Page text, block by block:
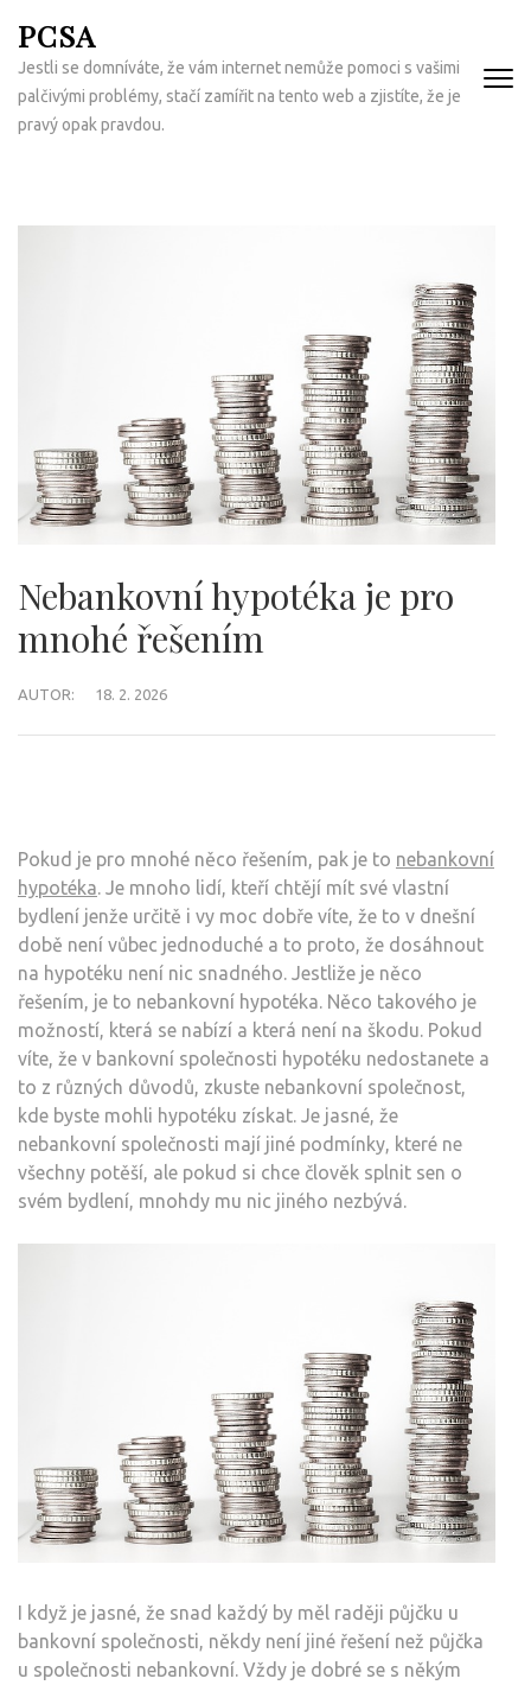
na
obsah
(Enter)
PCSA
Jestli se domníváte, že vám internet nemůže pomoci s vašimi
palčivými problémy, stačí zamířit na tento web a zjistíte, že je
pravý opak pravdou.
Nebankovní hypotéka je pro
mnohé řešením
AUTOR: 18. 2. 2026
Pokud je pro mnohé něco řešením, pak je to nebankovní
hypotéka. Je mnoho lidí, kteří chtějí mít své vlastní
bydlení jenže určitě i vy moc dobře víte, že to v dnešní
době není vůbec jednoduché a to proto, že dosáhnout
na hypotéku není nic snadného. Jestliže je něco
řešením, je to nebankovní hypotéka. Něco takového je
možností, která se nabízí a která není na škodu. Pokud
víte, že v bankovní společnosti hypotéku nedostanete a
to z různých důvodů, zkuste nebankovní společnost,
kde byste mohli hypotéku získat. Je jasné, že
nebankovní společnosti mají jiné podmínky, které ne
všechny potěší, ale pokud si chce člověk splnit sen o
svém bydlení, mnohdy mu nic jiného nezbývá.
I když je jasné, že snad každý by měl raději půjčku u
bankovní společnosti, někdy není jiné řešení než půjčka
u společnosti nebankovní. Vždy je dobré se s někým